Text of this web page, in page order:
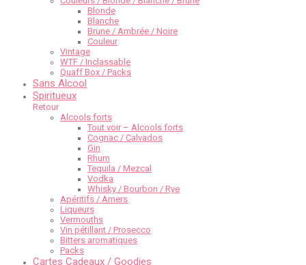
Blonde
Blanche
Brune / Ambrée / Noire
Couleur
Vintage
WTF / Inclassable
Quaff Box / Packs
Sans Alcool
Spiritueux
Retour
Alcools forts
Tout voir – Alcools forts
Cognac / Calvados
Gin
Rhum
Tequila / Mezcal
Vodka
Whisky / Bourbon / Rye
Apéritifs / Amers
Liqueurs
Vermouths
Vin pétillant / Prosecco
Bitters aromatiques
Packs
Cartes Cadeaux / Goodies